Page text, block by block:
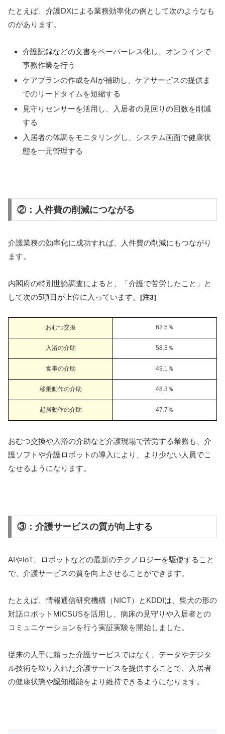
たとえば、介護DXによる業務効率化の例として次のようなも
のがあります。
介護記録などの文書をペーパーレス化し、オンラインで
事務作業を行う
ケアプランの作成をAIが補助し、ケアサービスの提供ま
でのリードタイムを短縮する
見守りセンサーを活用し、入居者の見回りの回数を削減
する
入居者の体調をモニタリングし、システム画面で健康状
態を一元管理する
②：人件費の削減につながる
介護業務の効率化に成功すれば、人件費の削減にもつながり
ます。
内閣府の特別世論調査によると、「介護で苦労したこと」と
して次の5項目が上位に入っています。 [注3]
おむつ交換 62.5％
入浴の介助 58.3％
食事の介助 49.1％
移乗動作の介助 48.3％
起居動作の介助 47.7％
おむつ交換や入浴の介助など介護現場で苦労する業務も、介
護ソフトや介護ロボットの導入により、より少ない人員でこ
なせるようになります。
③：介護サービスの質が向上する
AIやIoT、ロボットなどの最新のテクノロジーを駆使すること
で、介護サービスの質を向上させることができます。
たとえば、情報通信研究機構（NICT）とKDDIは、柴犬の形の
対話ロボットMICSUSを活用し、病床の見守りや入居者との
コミュニケーションを行う実証実験を開始しました。
従来の人手に頼った介護サービスではなく、データやデジタ
ル技術を取り入れた介護サービスを提供することで、入居者
の健康状態や認知機能をより維持できるようになります。